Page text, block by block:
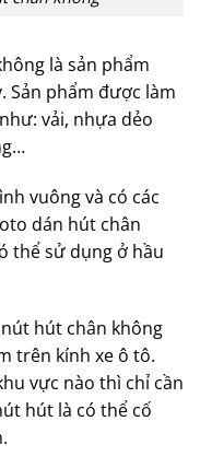
là sản phẩm
phẩm được làm
vải, nhựa dẻo
vuông và có các
dán hút chân
thể sử dụng ở hầu
hút chân không
trên kính xe ô tô.
vực nào thì chỉ cần
hút là có thể cố